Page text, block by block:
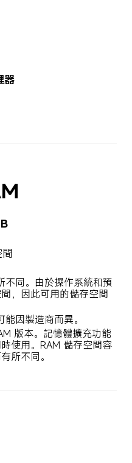
器
不同。由於操作系統和預
，因此可用的儲存空間
因製造商而異。
版本。記憶體擴充功能
使用。RAM 儲存空間容
所不同。